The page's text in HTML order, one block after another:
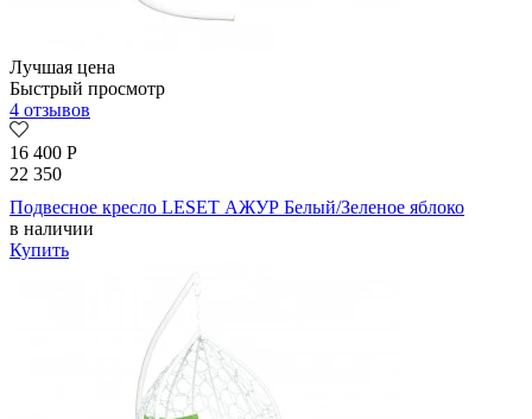
Лучшая цена
Быстрый просмотр
4 отзывов
16 400 Р
22 350
Подвесное кресло LESET АЖУР Белый/Зеленое яблоко
в наличии
Купить